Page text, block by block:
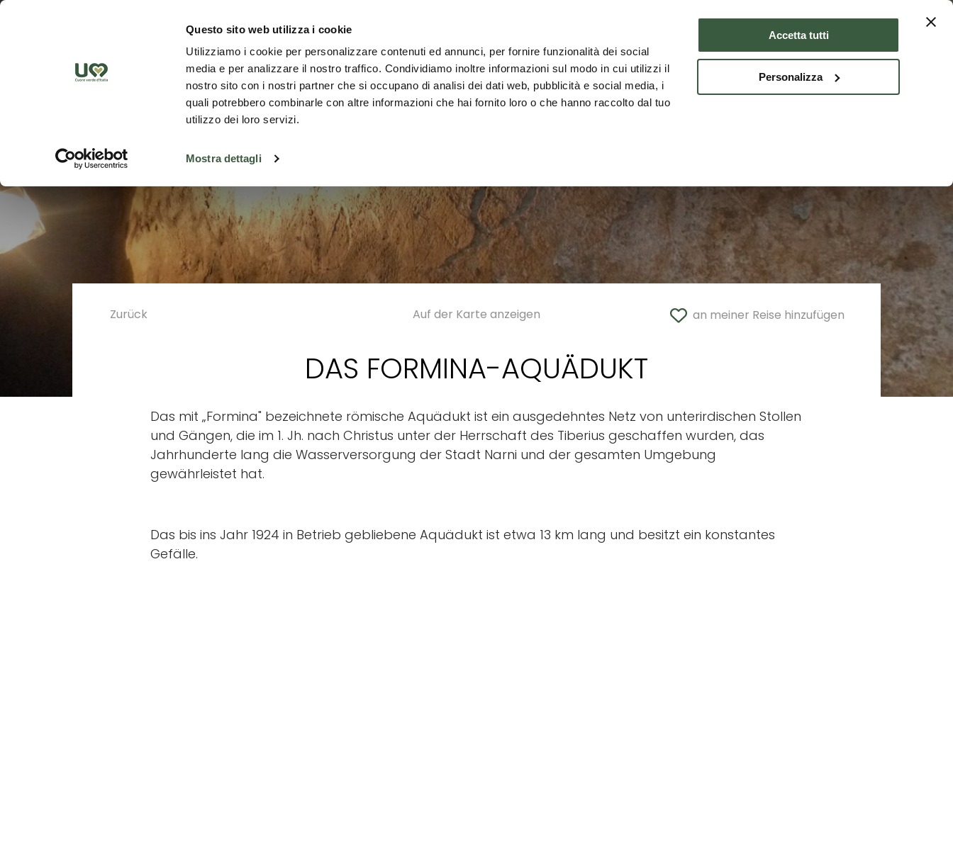
Questo sito web utilizza i cookie
Utilizziamo i cookie per personalizzare contenuti ed annunci, per fornire funzionalità dei social
media e per analizzare il nostro traffico. Condividiamo inoltre informazioni sul modo in cui utilizzi il
nostro sito con i nostri partner che si occupano di analisi dei dati web, pubblicità e social media, i
quali potrebbero combinarle con altre informazioni che hai fornito loro o che hanno raccolto dal tuo
utilizzo dei loro servizi.
Mostra dettagli
Accetta tutti
Personalizza
Entdecken
Zurück Auf der Karte anzeigen an meiner Reise hinzufügen
DAS FORMINA-AQUÄDUKT
Das mit „Formina" bezeichnete römische Aquädukt ist ein ausgedehntes Netz von unterirdischen Stollen
und Gängen, die im 1. Jh. nach Christus unter der Herrschaft des Tiberius geschaffen wurden, das
Jahrhunderte lang die Wasserversorgung der Stadt Narni und der gesamten Umgebung
gewährleistet hat.
Das bis ins Jahr 1924 in Betrieb gebliebene Aquädukt ist etwa 13 km lang und besitzt ein konstantes
Gefälle.